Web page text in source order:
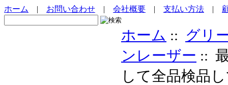
ホーム | お問い合わせ | 会社概要 | 支払い方法 |
ホーム :: グリ
ンレーザー ::
して全品検品